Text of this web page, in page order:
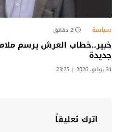
سياسة 2 دقائق
خبير..خطاب العرش يرسم
جديدة
31 يوليو، 2026 | 23:25
اترك تعليقاً